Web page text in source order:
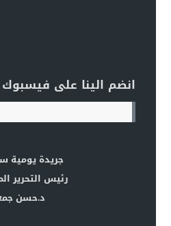
انضم الينا على فيسبوك
جريدة يومية
رئيس التحرير
د.حسن